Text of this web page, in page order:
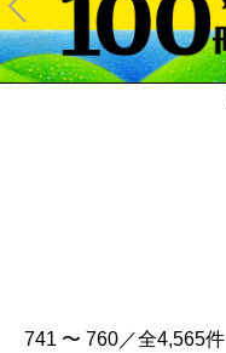
Pre
v
741 〜 760／全4,565件